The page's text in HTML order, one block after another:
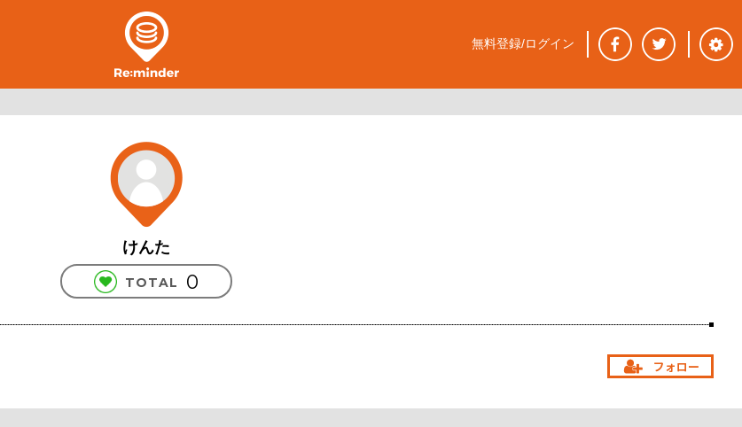
けんた
TOTAL 0
無料登録/ログイン